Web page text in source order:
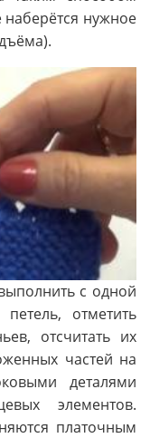
наберётся нужное
с одной
отметить
отсчитать их
частей на
деталями
элементов.
платочным